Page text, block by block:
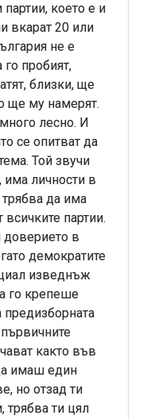
което е и
вкарат 20 или
не е
пробият,
близки, ще
ще му намерят.
лесно. И
се опитват да
Той звучи
има личности в
трябва да има
всичките партии.
в
демократите
изведнъж
го крепеше
предизборната
както във
имаш един
но отзад ти
трябва ти цял